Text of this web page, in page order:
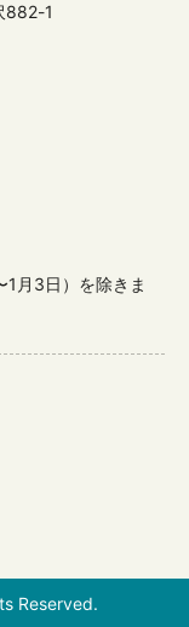
882-1
月3日）を除きま
Reserved.